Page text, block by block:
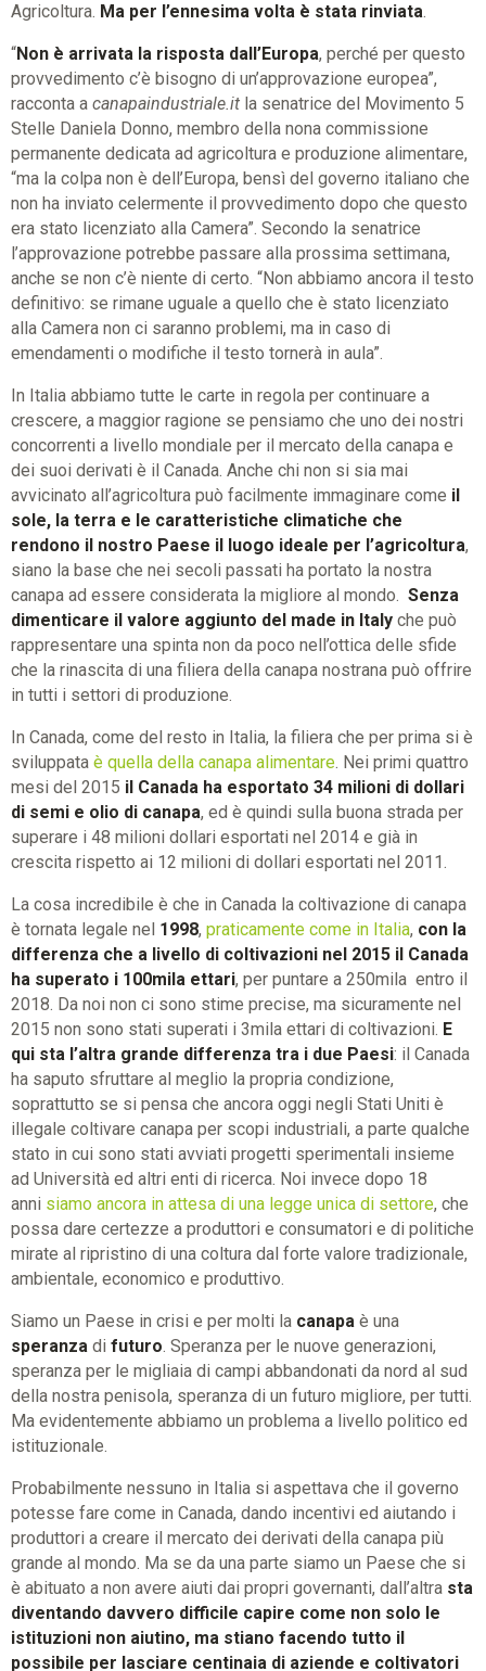
Agricoltura. Ma per l’ennesima volta è stata rinviata.
“Non è arrivata la risposta dall’Europa, perché per questo
provvedimento c’è bisogno di un’approvazione europea”,
racconta a canapaindustriale.it la senatrice del Movimento 5
Stelle Daniela Donno, membro della nona commissione
permanente dedicata ad agricoltura e produzione alimentare,
“ma la colpa non è dell’Europa, bensì del governo italiano che
non ha inviato celermente il provvedimento dopo che questo
era stato licenziato alla Camera”. Secondo la senatrice
l’approvazione potrebbe passare alla prossima settimana,
anche se non c’è niente di certo. “Non abbiamo ancora il testo
definitivo: se rimane uguale a quello che è stato licenziato
alla Camera non ci saranno problemi, ma in caso di
emendamenti o modifiche il testo tornerà in aula”.
In Italia abbiamo tutte le carte in regola per continuare a
crescere, a maggior ragione se pensiamo che uno dei nostri
concorrenti a livello mondiale per il mercato della canapa e
dei suoi derivati è il Canada. Anche chi non si sia mai
avvicinato all’agricoltura può facilmente immaginare come il
sole, la terra e le caratteristiche climatiche che
rendono il nostro Paese il luogo ideale per l’agricoltura,
siano la base che nei secoli passati ha portato la nostra
canapa ad essere considerata la migliore al mondo. Senza
dimenticare il valore aggiunto del made in Italy che può
rappresentare una spinta non da poco nell’ottica delle sfide
che la rinascita di una filiera della canapa nostrana può offrire
in tutti i settori di produzione.
In Canada, come del resto in Italia, la filiera che per prima si è
sviluppata è quella della canapa alimentare. Nei primi quattro
mesi del 2015 il Canada ha esportato 34 milioni di dollari
di semi e olio di canapa, ed è quindi sulla buona strada per
superare i 48 milioni dollari esportati nel 2014 e già in
crescita rispetto ai 12 milioni di dollari esportati nel 2011.
La cosa incredibile è che in Canada la coltivazione di canapa
è tornata legale nel 1998, praticamente come in Italia, con la
differenza che a livello di coltivazioni nel 2015 il Canada
ha superato i 100mila ettari, per puntare a 250mila entro il
2018. Da noi non ci sono stime precise, ma sicuramente nel
2015 non sono stati superati i 3mila ettari di coltivazioni. E
qui sta l’altra grande differenza tra i due Paesi: il Canada
ha saputo sfruttare al meglio la propria condizione,
soprattutto se si pensa che ancora oggi negli Stati Uniti è
illegale coltivare canapa per scopi industriali, a parte qualche
stato in cui sono stati avviati progetti sperimentali insieme
ad Università ed altri enti di ricerca. Noi invece dopo 18
anni siamo ancora in attesa di una legge unica di settore, che
possa dare certezze a produttori e consumatori e di politiche
mirate al ripristino di una coltura dal forte valore tradizionale,
ambientale, economico e produttivo.
Siamo un Paese in crisi e per molti la canapa è una
speranza di futuro. Speranza per le nuove generazioni,
speranza per le migliaia di campi abbandonati da nord al sud
della nostra penisola, speranza di un futuro migliore, per tutti.
Ma evidentemente abbiamo un problema a livello politico ed
istituzionale.
Probabilmente nessuno in Italia si aspettava che il governo
potesse fare come in Canada, dando incentivi ed aiutando i
produttori a creare il mercato dei derivati della canapa più
grande al mondo. Ma se da una parte siamo un Paese che si
è abituato a non avere aiuti dai propri governanti, dall’altra sta
diventando davvero difficile capire come non solo le
istituzioni non aiutino, ma stiano facendo tutto il
possibile per lasciare centinaia di aziende e coltivatori